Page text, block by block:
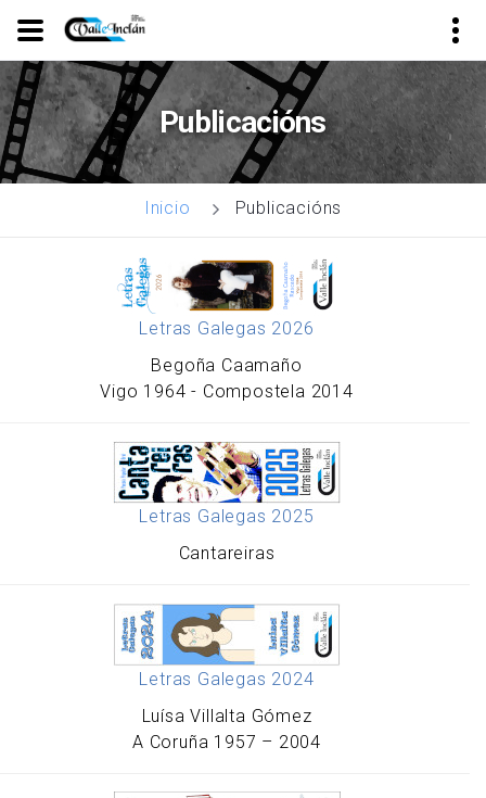
Ir
o
contido
principal
Publicacións
Inicio Publicacións
Letras Galegas 2026
Begoña Caamaño
Vigo 1964 - Compostela 2014
Letras Galegas 2025
Cantareiras
Letras Galegas 2024
Luísa Villalta Gómez
A Coruña 1957 – 2004